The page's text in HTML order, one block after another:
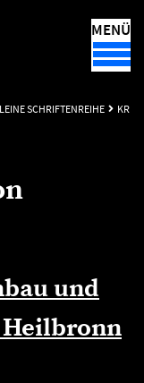
MENÜ
SCHRIFTENREIHE
KR
und